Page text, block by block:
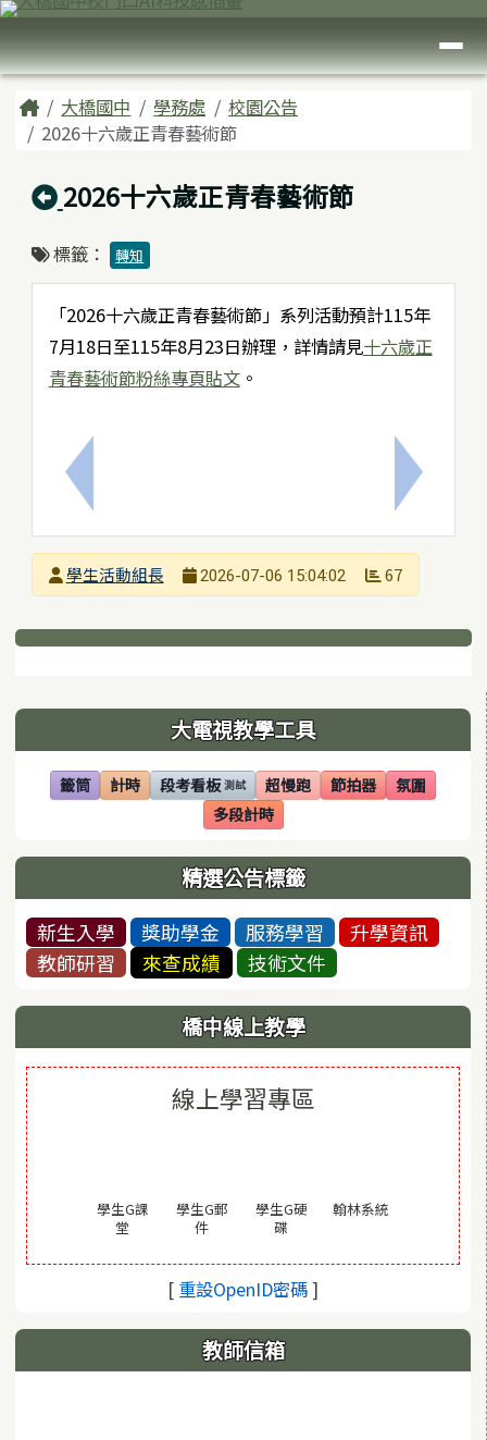
跳至主內容區
臺南市大橋國中
導覽列
主內容區域
Home大橋國中 學務處
校園公告
2026十六歲正青春藝術節
回上頁
2026十六歲正青春藝術節
標籤： 轉知
上一筆：2026第十屆台北金鵰微電影展
「2026十六歲正青春藝術節」系列活動預計115年
7月18日至115年8月23日辦理，詳情請見十六歲正
青春藝術節粉絲專頁貼文。
下一筆：
發布者
學生活動組長
2026-07-06 15:04:02 67
下中區域內容
左邊區域內容 大電視教學工具
籤筒
(另開視窗)
計時
(另開視窗)段考看板 測試
(另開視窗) 超慢跑
(另開視窗)節拍器
(另開視窗)氛圍
(另開視窗)
多段計時
(另開視窗)
精選公告標籤
新生入學 獎助學金 服務學習
升學資訊
教師研習
來查成績 技術文件
橋中線上教學
線上學習專區
學生G課
堂
學生G郵
件(另開視窗)
學生G硬
碟(另開視窗)
翰林系統(另開視窗)
[ 重設OpenID密碼(另開視窗)
]
教師信箱
頁尾區域